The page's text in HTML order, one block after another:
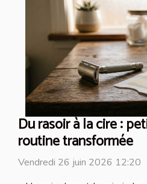
Du rasoir à la cire :
routine transformée
Vendredi 26 juin 2026 12:20